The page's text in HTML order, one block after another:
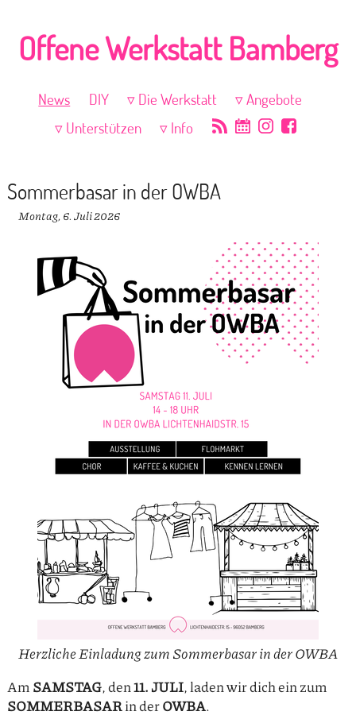
Offene Werkstatt Bamberg
News DIY Die Werkstatt
Angebote
Unterstützen
Info
Sommerbasar in der OWBA
Montag, 6. Juli 2026
Herzliche Einladung zum Sommerbasar in der OWBA
Am SAMSTAG, den11. JULI, laden wir dich ein zum
SOMMERBASARin derOWBA.